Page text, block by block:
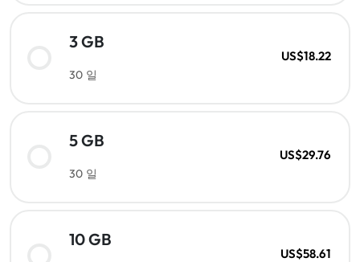
3 GB
30 일
US$18.22
5 GB
30 일
US$29.76
10 GB
US$58.61